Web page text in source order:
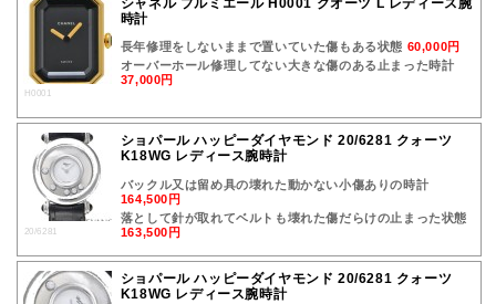
H0001
時計
長年修理をしないままで置いていた傷もある状態 60,000円
オーバーホール修理してない大きな傷のある止まった時計
37,000円
20/6281
ショパール ハッピーダイヤモンド 20/6281 クォーツ
K18WG レディース腕時計
バックル又は留め具の壊れた動かない小傷ありの時計
164,500円
落として針が取れてベルトも壊れた傷だらけの止まった状態
163,500円
ショパール ハッピーダイヤモンド 20/6281 クォーツ
K18WG レディース腕時計